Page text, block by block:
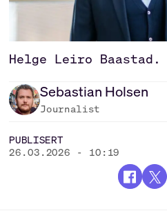
Helge Leiro Baastad.
Sebastian Holsen
Journalist
PUBLISERT
26.03.2026 - 10:19